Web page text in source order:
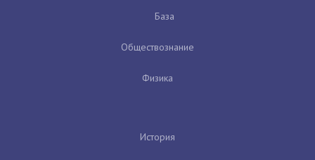
База
Обществознание
Физика
История